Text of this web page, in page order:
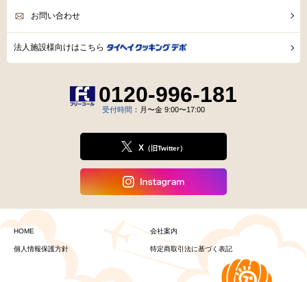
お問い合わせ
法人施設様向けはこちら
0120-996-181
受付時間 ：月〜金 9:00〜17:00
X（旧Twitter）
HOME 会社案内
個人情報保護方針 特定商取引法に基づく表記